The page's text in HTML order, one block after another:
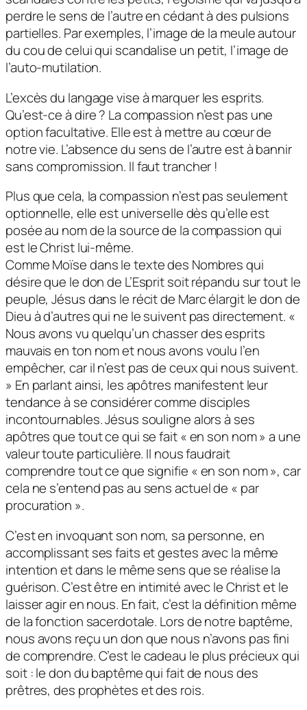
perdre le sens de l’autre en cédant à des pulsions
partielles. Par exemples, l’image de la meule autour
du cou de celui qui scandalise un petit, l’image de
l’auto-mutilation.
L’excès du langage vise à marquer les esprits.
Qu’est-ce à dire ? La compassion n’est pas une
option facultative. Elle est à mettre au cœur de
notre vie. L’absence du sens de l’autre est à bannir
sans compromission. Il faut trancher !
Plus que cela, la compassion n’est pas seulement
optionnelle, elle est universelle dès qu’elle est
posée au nom de la source de la compassion qui
est le Christ lui-même.
Comme Moïse dans le texte des Nombres qui
désire que le don de L’Esprit soit répandu sur tout le
peuple, Jésus dans le récit de Marc élargit le don de
Dieu à d’autres qui ne le suivent pas directement. «
Nous avons vu quelqu’un chasser des esprits
mauvais en ton nom et nous avons voulu l’en
empêcher, car il n’est pas de ceux qui nous suivent.
» En parlant ainsi, les apôtres manifestent leur
tendance à se considérer comme disciples
incontournables. Jésus souligne alors à ses
apôtres que tout ce qui se fait « en son nom » a une
valeur toute particulière. Il nous faudrait
comprendre tout ce que signifie « en son nom », car
cela ne s’entend pas au sens actuel de « par
procuration ».
C’est en invoquant son nom, sa personne, en
accomplissant ses faits et gestes avec la même
intention et dans le même sens que se réalise la
guérison. C’est être en intimité avec le Christ et le
laisser agir en nous. En fait, c’est la définition même
de la fonction sacerdotale. Lors de notre baptême,
nous avons reçu un don que nous n’avons pas fini
de comprendre. C’est le cadeau le plus précieux qui
soit : le don du baptême qui fait de nous des
prêtres, des prophètes et des rois.